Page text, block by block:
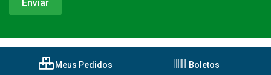
Meus Pedidos Boletos